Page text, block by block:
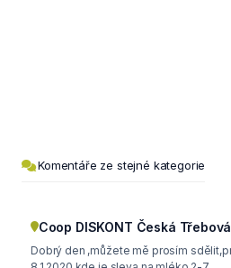
Komentáře ze stejné kategorie
Coop DISKONT Česká Třebová
Dobrý den ,můžete mě prosím